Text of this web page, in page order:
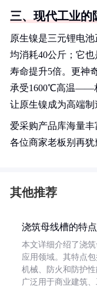
三、现代工业的
原生镍是三元锂电
均消耗40公斤；它
寿命提升5倍。更神
承受1600℃高温——
让原生镍成为高端制
爱采购产品库海量
各位商家老板别再犹
其他推荐
浇筑母线槽的特
本文详细介绍了浇
应用领域。其特点包
机械、防火和防护性
广泛用于商业建筑